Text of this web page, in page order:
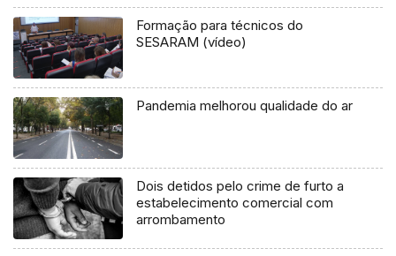
Formação para técnicos do
SESARAM (vídeo)
Pandemia melhorou qualidade do ar
Dois detidos pelo crime de furto a
estabelecimento comercial com
arrombamento